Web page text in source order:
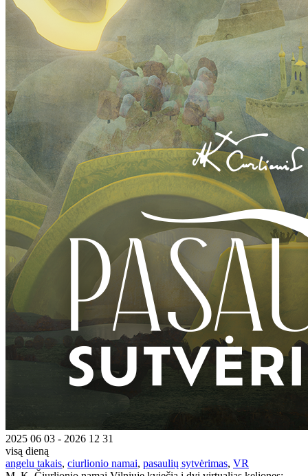
2025 06 03 - 2026 12 31
visą dieną
angelu takais, ciurlionio namai, pasaulių sytvėrimas, VR